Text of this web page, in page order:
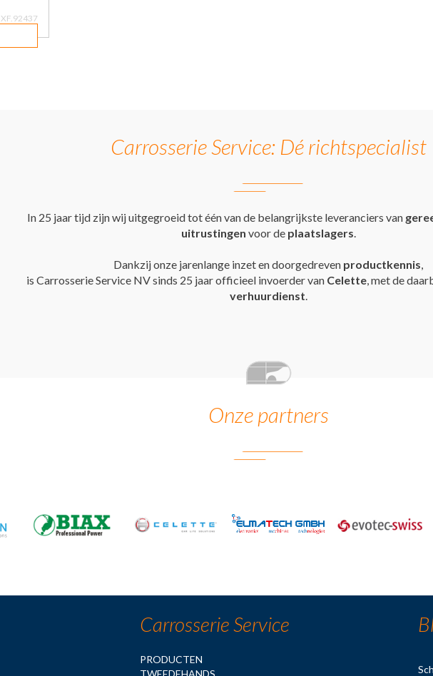
XF.92437
Carrosserie Service: Dé richtspecialist
In 25 jaar tijd zijn wij uitgegroeid tot één van de belangrijkste leveranciers van
uitrustingen voor de plaatslagers.
Dankzij onze jarenlange inzet en doorgedreven productkennis,
is Carrosserie Service NV sinds 25 jaar officieel invoerder van Celette, met de
verhuurdienst.
Onze partners
Carrosserie Service
PRODUCTEN
TWEEDEHANDS